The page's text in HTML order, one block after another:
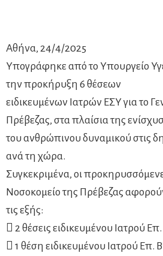
Αθήνα, 24/4/2025
Υπογράφηκε από το Υπουργείο
την προκήρυξη 6 θέσεων
ειδικευμένων Ιατρών ΕΣΥ για το
Πρέβεζας, στα πλαίσια της
του ανθρώπινου δυναμικού στις
ανά τη χώρα.
Συγκεκριμένα, οι
Νοσοκομείο της Πρέβεζας
τις εξής:
 2 θέσεις ειδικευμένου Ιατρού
 1 θέση ειδικευμένου Ιατρού Επ.